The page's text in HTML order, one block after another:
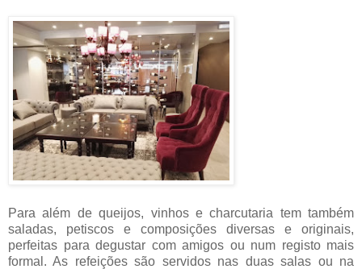
Para além de queijos, vinhos e charcutaria tem também
saladas, petiscos e composições diversas e originais,
perfeitas para degustar com amigos ou num registo mais
formal. As refeições são servidos nas duas salas ou na